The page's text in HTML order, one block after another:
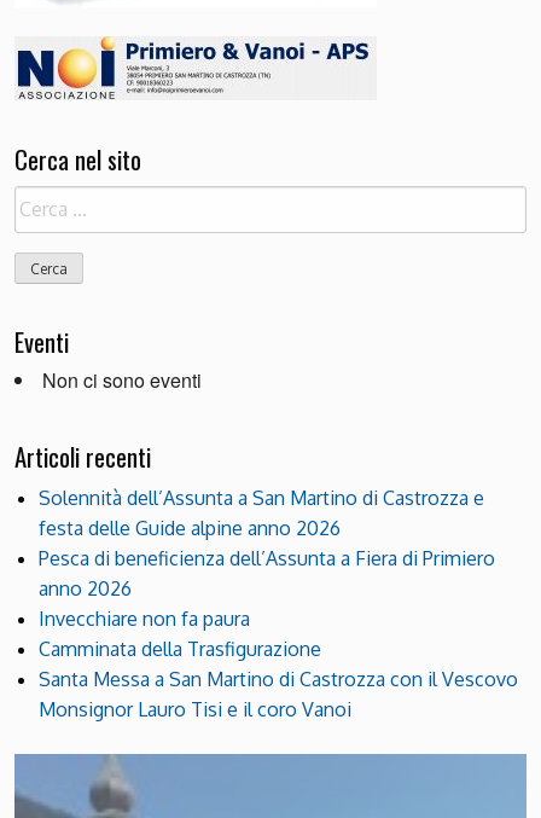
Cerca nel sito
Ricerca
per:
Eventi
Non ci sono eventi
Articoli recenti
Solennità dell’Assunta a San Martino di Castrozza e
festa delle Guide alpine anno 2026
Pesca di beneficienza dell’Assunta a Fiera di Primiero
anno 2026
Invecchiare non fa paura
Camminata della Trasfigurazione
Santa Messa a San Martino di Castrozza con il Vescovo
Monsignor Lauro Tisi e il coro Vanoi